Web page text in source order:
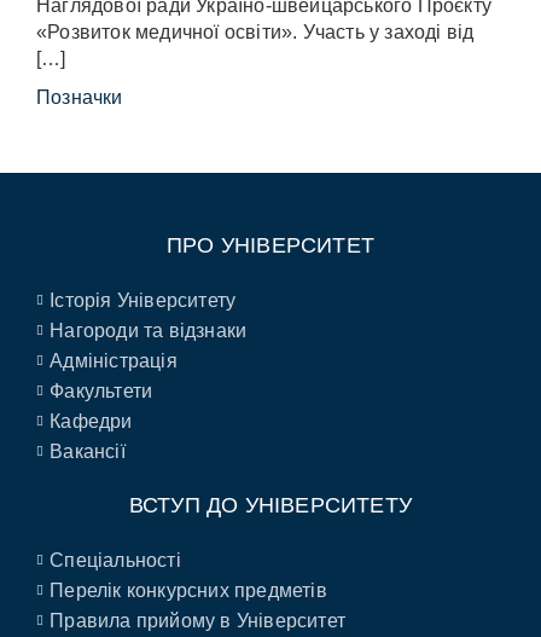
Наглядової ради Україно-швейцарського Проєкту
«Розвиток медичної освіти». Участь у заході від
[…]
Позначки
ПРО УНІВЕРСИТЕТ
Історія Університету
Нагороди та відзнаки
Адміністрація
Факультети
Кафедри
Вакансії
ВСТУП ДО УНІВЕРСИТЕТУ
Спеціальності
Перелік конкурсних предметів
Правила прийому в Університет